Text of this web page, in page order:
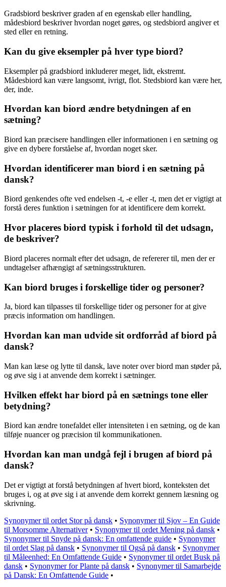
Gradsbiord beskriver graden af en egenskab eller handling,
mådesbiord beskriver hvordan noget gøres, og stedsbiord angiver et
sted eller en retning.
Kan du give eksempler på hver type biord?
Eksempler på gradsbiord inkluderer meget, lidt, ekstremt.
Mådesbiord kan være langsomt, ivrigt, flot. Stedsbiord kan være her,
der, inde.
Hvordan kan biord ændre betydningen af en
sætning?
Biord kan præcisere handlingen eller informationen i en sætning og
give en dybere forståelse af, hvordan noget sker.
Hvordan identificerer man biord i en sætning på
dansk?
Biord genkendes ofte ved endelsen -t, -e eller -t, men det er vigtigt at
forstå deres funktion i sætningen for at identificere dem korrekt.
Hvor placeres biord typisk i forhold til det udsagn,
de beskriver?
Biord placeres normalt efter det udsagn, de refererer til, men der er
undtagelser afhængigt af sætningsstrukturen.
Kan biord bruges i forskellige tider og personer?
Ja, biord kan tilpasses til forskellige tider og personer for at give
præcis information om handlingen.
Hvordan kan man udvide sit ordforråd af biord på
dansk?
Man kan læse og lytte til dansk, lave noter over biord man støder på,
og øve sig i at anvende dem korrekt i sætninger.
Hvilken effekt har biord på en sætnings tone eller
betydning?
Biord kan ændre tonefaldet eller intensiteten i en sætning, og de kan
tilføje nuancer og præcision til kommunikationen.
Hvordan kan man undgå fejl i brugen af biord på
dansk?
Det er vigtigt at forstå betydningen af hvert biord, konteksten det
bruges i, og at øve sig i at anvende dem korrekt gennem læsning og
skrivning.
Synonymer til ordet Stor på dansk • Synonymer til Sjov – En Guide
til Morsomme Alternativer• Synonymer til ordet Mening på dansk •
Synonymer til Snyde på dansk: En omfattende guide • Synonymer
til ordet Slag på dansk • Synonymer til Også på dansk • Synonymer
til Måleenhed: En Omfattende Guide • Synonymer til ordet Busk på
dansk • Synonymer for Plante på dansk • Synonymer til Samarbejde
på Dansk: En Omfattende Guide •